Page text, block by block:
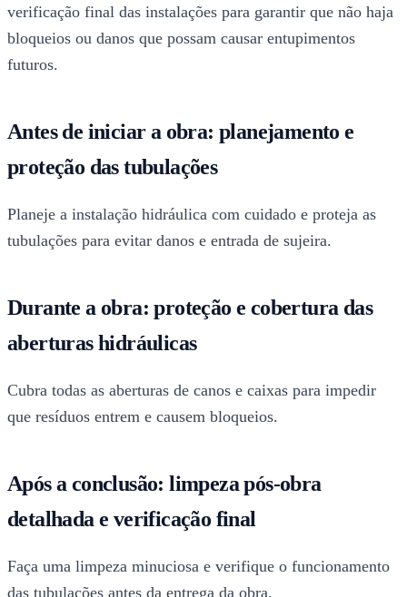
verificação final das instalações para garantir que não haja
bloqueios ou danos que possam causar entupimentos
futuros.
Antes de iniciar a obra: planejamento e
proteção das tubulações
Planeje a instalação hidráulica com cuidado e proteja as
tubulações para evitar danos e entrada de sujeira.
Durante a obra: proteção e cobertura das
aberturas hidráulicas
Cubra todas as aberturas de canos e caixas para impedir
que resíduos entrem e causem bloqueios.
Após a conclusão: limpeza pós-obra
detalhada e verificação final
Faça uma limpeza minuciosa e verifique o funcionamento
das tubulações antes da entrega da obra.